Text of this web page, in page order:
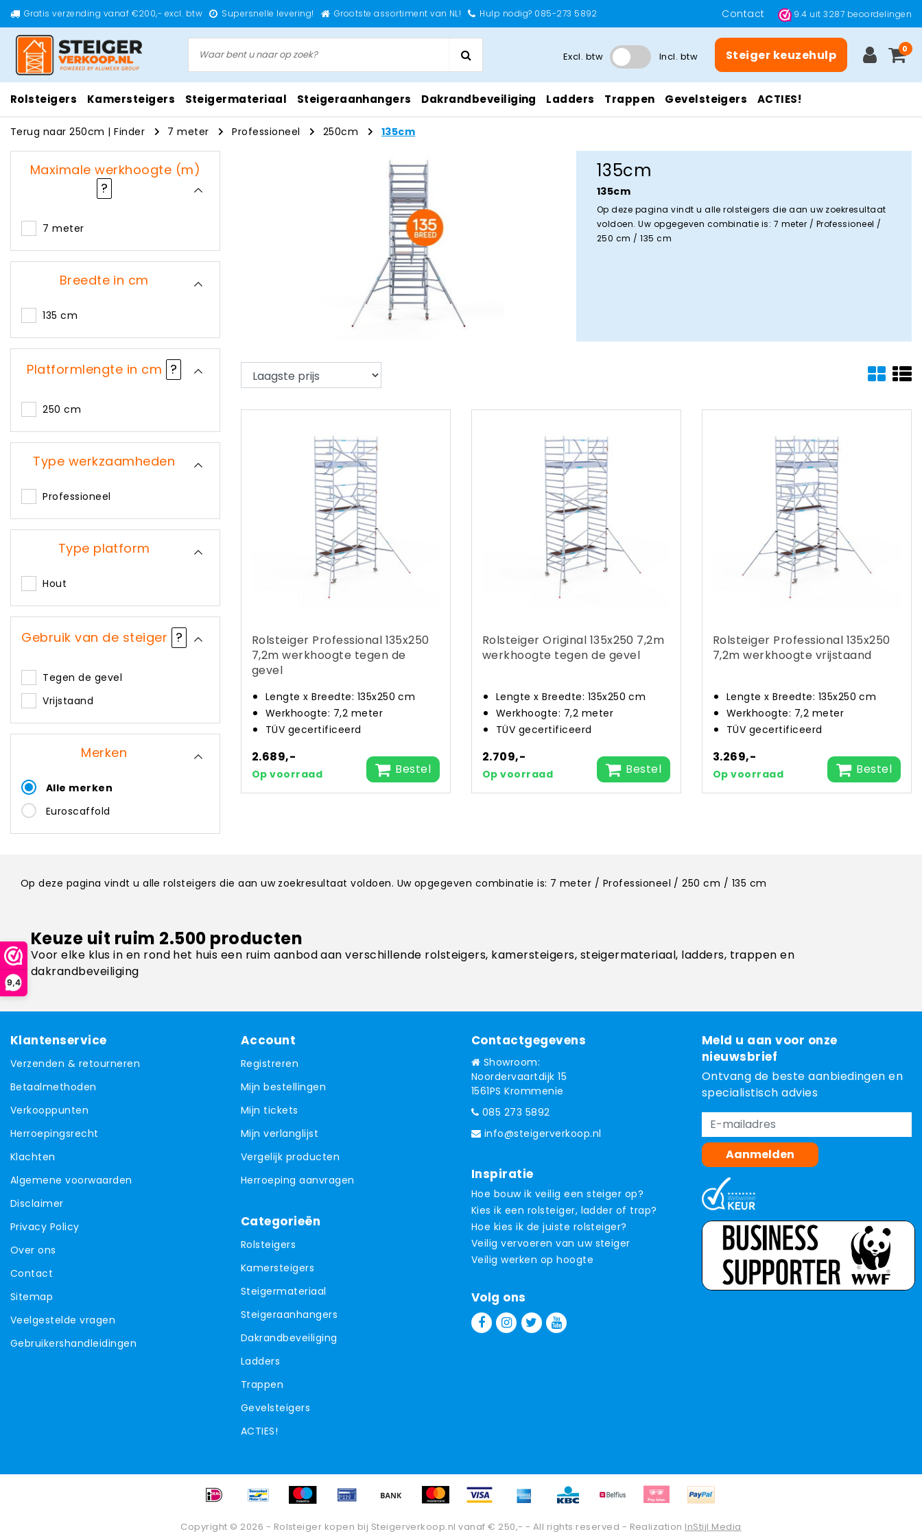
9,4
Gratis verzending vanaf €200,- excl. btw Supersnelle levering! Grootste assortiment van NL! Hulp nodig? 085-273 5892 Contact 9.4 uit3287 beoordelingen
Excl. btw Incl. btw Steiger keuzehulp 0
Rolsteigers Kamersteigers Steigermateriaal Steigeraanhangers Dakrandbeveiliging Ladders Trappen Gevelsteigers ACTIES!
Terug naar 250cm |Finder 7 meter Professioneel 250cm 135cm
Maximale werkhoogte (m)
?
7 meter
Breedte in cm
135 cm
Platformlengte in cm ?
250 cm
Type werkzaamheden
Professioneel
Type platform
Hout
Gebruik van de steiger ?
Tegen de gevel
Vrijstaand
Merken
Alle merken
Euroscaffold
135cm
135cm
Op deze pagina vindt u alle rolsteigers die aan uw zoekresultaat
voldoen. Uw opgegeven combinatie is: 7 meter / Professioneel /
250 cm / 135 cm
Rolsteiger Professional 135x250
7,2m werkhoogte tegen de
gevel
Lengte x Breedte: 135x250 cm
Werkhoogte: 7,2 meter
TÜV gecertificeerd
2.689,-
Op voorraad Bestel
Rolsteiger Original 135x250 7,2m
werkhoogte tegen de gevel
Lengte x Breedte: 135x250 cm
Werkhoogte: 7,2 meter
TÜV gecertificeerd
2.709,-
Op voorraad Bestel
Rolsteiger Professional 135x250
7,2m werkhoogte vrijstaand
Lengte x Breedte: 135x250 cm
Werkhoogte: 7,2 meter
TÜV gecertificeerd
3.269,-
Op voorraad Bestel
Op deze pagina vindt u alle rolsteigers die aan uw zoekresultaat voldoen. Uw opgegeven combinatie is: 7 meter / Professioneel / 250 cm / 135 cm
Keuze uit ruim 2.500 producten
Voor elke klus in en rond het huis een ruim aanbod aan verschillende rolsteigers, kamersteigers, steigermateriaal, ladders, trappen en
dakrandbeveiliging
Klantenservice
Verzenden & retourneren
Betaalmethoden
Verkooppunten
Herroepingsrecht
Klachten
Algemene voorwaarden
Disclaimer
Privacy Policy
Over ons
Contact
Sitemap
Veelgestelde vragen
Gebruikershandleidingen
Account
Registreren
Mijn bestellingen
Mijn tickets
Mijn verlanglijst
Vergelijk producten
Herroeping aanvragen
Categorieën
Rolsteigers
Kamersteigers
Steigermateriaal
Steigeraanhangers
Dakrandbeveiliging
Ladders
Trappen
Gevelsteigers
ACTIES!
Contactgegevens
Showroom:
Noordervaartdijk 15
1561PS Krommenie
085 273 5892
info@steigerverkoop.nl
Inspiratie
Hoe bouw ik veilig een steiger op?
Kies ik een rolsteiger, ladder of trap?
Hoe kies ik de juiste rolsteiger?
Veilig vervoeren van uw steiger
Veilig werken op hoogte
Volg ons
Meld u aan voor onze
nieuwsbrief
Ontvang de beste aanbiedingen en
specialistisch advies
Aanmelden
Copyright © 2026 - Rolsteiger kopen bij Steigerverkoop.nl vanaf € 250,- - All rights reserved - Realization InStijl Media